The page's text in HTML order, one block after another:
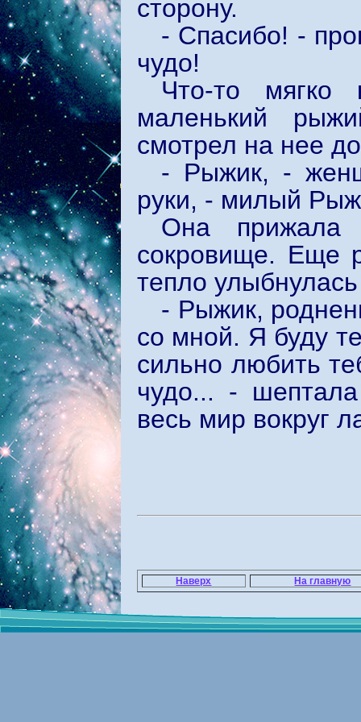
сторону.
- Спасибо! -
чудо!
Что-то мягко
маленький
смотрел на нее
- Рыжик, -
руки, - милый
Она прижала
сокровище. Еще
тепло
- Рыжик,
со мной. Я буду
сильно любить
чудо... -
весь мир вокруг
Наверх На главную